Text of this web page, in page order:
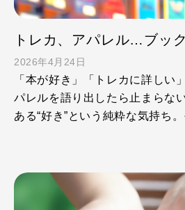
2026年4月24日
「本が好き」「トレカに詳しい
パレルを語り出したら止まら
ある“好き”という純粋な気持ち